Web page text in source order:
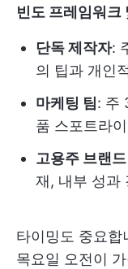
빈도 프레임워크
단독 제작자:
의 팁과 개인
마케팅 팀: 주
품 스포트라
고용주 브랜
재, 내부 성과
타이밍도 중요
목요일 오전이